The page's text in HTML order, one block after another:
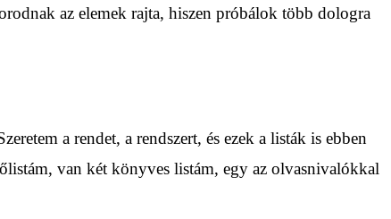
az elemek rajta, hiszen próbálok több dologra
a rendet, a rendszert, és ezek a listák is ebben
van két könyves listám, egy az olvasnivalókkal